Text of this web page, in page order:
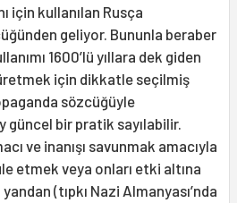
için kullanılan Rusça
geliyor. Bununla beraber
1600’lü yıllara dek giden
için dikkatle seçilmiş
sözcüğüyle
güncel bir pratik sayılabilir.
ve inanışı savunmak amacıyla
etmek veya onları etki altına
(tıpkı Nazi Almanyası’nda